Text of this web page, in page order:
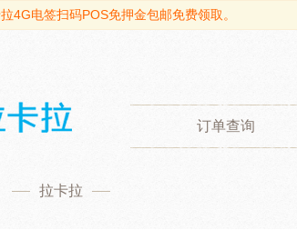
4G电签扫码POS免押金包邮免费领取。
订单查询
拉卡拉